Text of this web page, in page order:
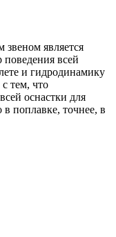
звеном является
поведения всей
и гидродинамику
тем, что
оснастки для
в поплавке, точнее, в